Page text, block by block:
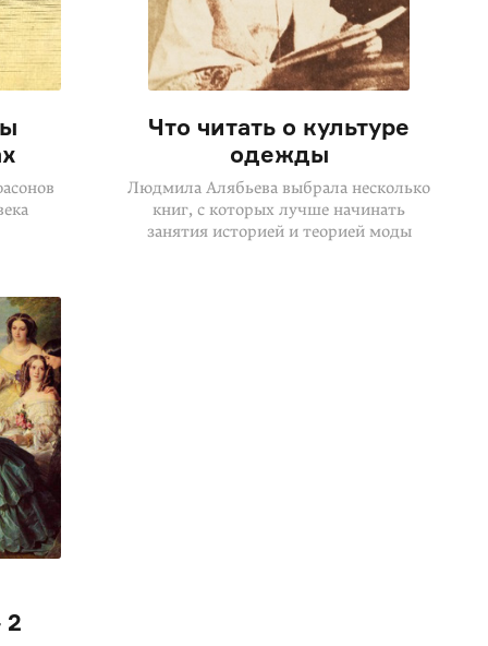
Что читать о культуре
одежды
Людмила Алябьева выбрала несколько
книг, с которых лучше начинать
занятия историей и теорией моды
2